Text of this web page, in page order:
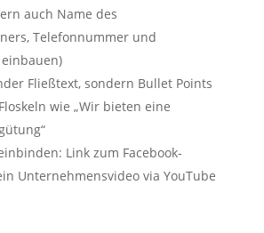
auch Name des
Telefonnummer und
Fließtext, sondern Bullet Points
wie „Wir bieten eine
Link zum Facebook-
Unternehmensvideo via YouTube